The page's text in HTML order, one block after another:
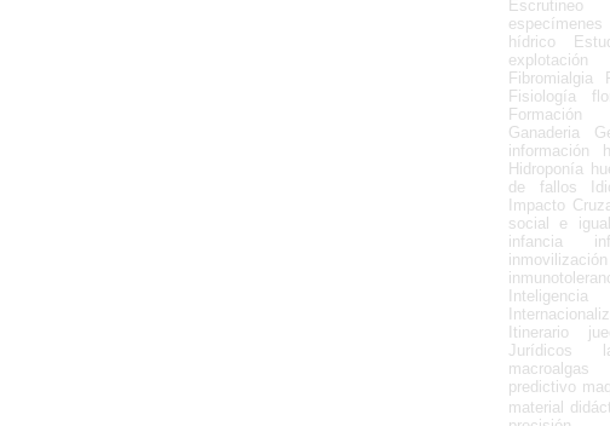
hídrico
explotación
Fibromialgia
Fisiología
Formación
Ganaderia
información
Hidroponía
de fallos
Impacto
social e
infancia
Itinerario
Jurídicos
macroalgas
predictivo
material